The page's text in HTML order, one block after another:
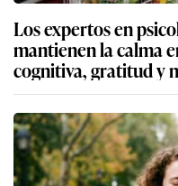
Los expertos en
mantienen la calma
cognitiva, gratitud y